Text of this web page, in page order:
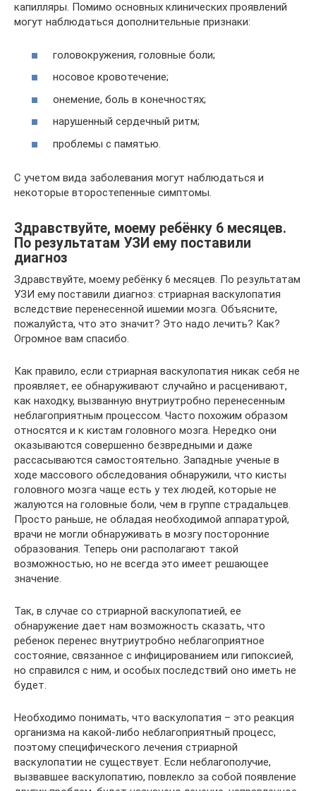
капилляры. Помимо основных клинических проявлений
могут наблюдаться дополнительные признаки:
головокружения, головные боли;
носовое кровотечение;
онемение, боль в конечностях;
нарушенный сердечный ритм;
проблемы с памятью.
С учетом вида заболевания могут наблюдаться и
некоторые второстепенные симптомы.
Здравствуйте, моему ребёнку 6 месяцев.
По результатам УЗИ ему поставили
диагноз
Здравствуйте, моему ребёнку 6 месяцев. По результатам
УЗИ ему поставили диагноз: стриарная васкулопатия
вследствие перенесенной ишемии мозга. Объясните,
пожалуйста, что это значит? Это надо лечить? Как?
Огромное вам спасибо.
Как правило, если стриарная васкулопатия никак себя не
проявляет, ее обнаруживают случайно и расценивают,
как находку, вызванную внутриутробно перенесенным
неблагоприятным процессом. Часто похожим образом
относятся и к кистам головного мозга. Нередко они
оказываются совершенно безвредными и даже
рассасываются самостоятельно. Западные ученые в
ходе массового обследования обнаружили, что кисты
головного мозга чаще есть у тех людей, которые не
жалуются на головные боли, чем в группе страдальцев.
Просто раньше, не обладая необходимой аппаратурой,
врачи не могли обнаруживать в мозгу посторонние
образования. Теперь они располагают такой
возможностью, но не всегда это имеет решающее
значение.
Так, в случае со стриарной васкулопатией, ее
обнаружение дает нам возможность сказать, что
ребенок перенес внутриутробно неблагоприятное
состояние, связанное с инфицированием или гипоксией,
но справился с ним, и особых последствий оно иметь не
будет.
Необходимо понимать, что васкулопатия – это реакция
организма на какой-либо неблагоприятный процесс,
поэтому специфического лечения стриарной
васкулопатии не существует. Если неблагополучие,
вызвавшее васкулопатию, повлекло за собой появление